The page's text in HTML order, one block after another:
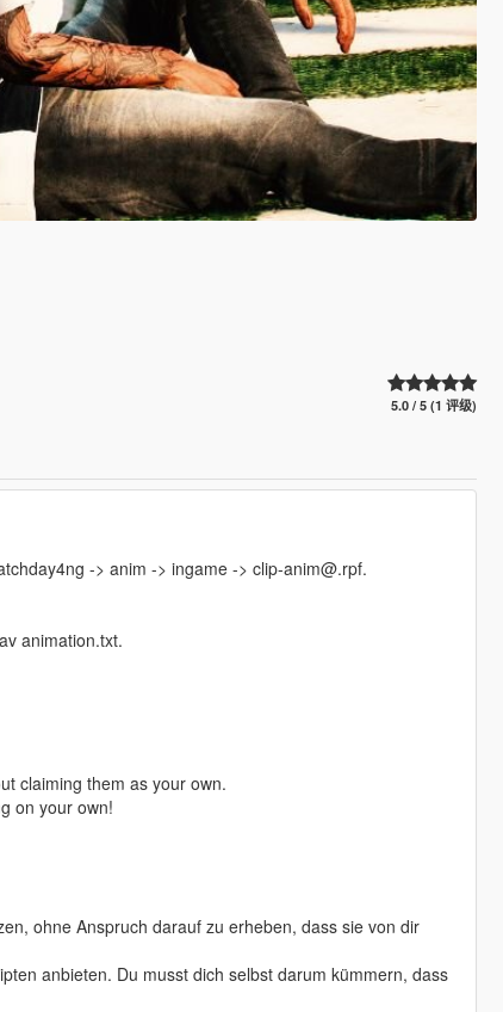
5.0 / 5 (1 评级)
-> anim -> ingame -> clip-anim@.rpf.
animation.txt.
claiming them as your own.
on your own!
ohne Anspruch darauf zu erheben, dass sie von dir
anbieten. Du musst dich selbst darum kümmern, dass